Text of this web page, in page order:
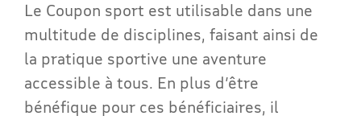
Le Coupon sport est utilisable dans une
multitude de disciplines, faisant ainsi de
la pratique sportive une aventure
accessible à tous. En plus d’être
bénéfique pour ces bénéficiaires, il